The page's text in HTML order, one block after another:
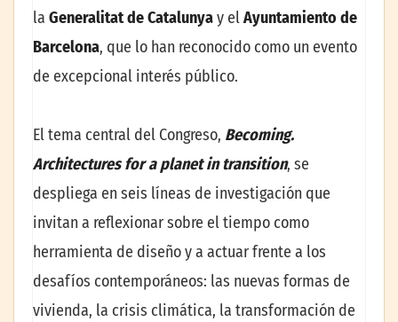
la Generalitat de Catalunyay elAyuntamiento de
Barcelona, que lo han reconocido como un evento
de excepcional interés público.
El tema central del Congreso, Becoming.
Architectures for a planet in transition, se
despliega en seis líneas de investigación que
invitan a reflexionar sobre el tiempo como
herramienta de diseño y a actuar frente a los
desafíos contemporáneos: las nuevas formas de
vivienda, la crisis climática, la transformación de